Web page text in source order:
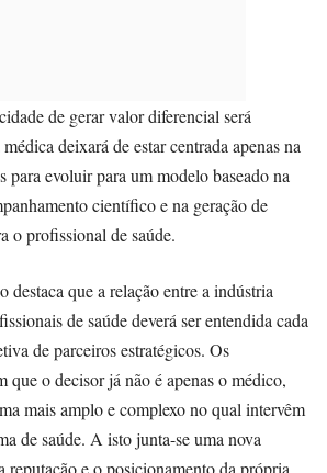
de gerar valor diferencial será
deixará de estar centrada apenas na
para evoluir para um modelo baseado na
científico e na geração de
o profissional de saúde.
destaca que a relação entre a indústria
de saúde deverá ser entendida cada
de parceiros estratégicos. Os
que o decisor já não é apenas o médico,
mais amplo e complexo no qual intervêm
de saúde. A isto junta-se uma nova
reputação e o posicionamento da própria